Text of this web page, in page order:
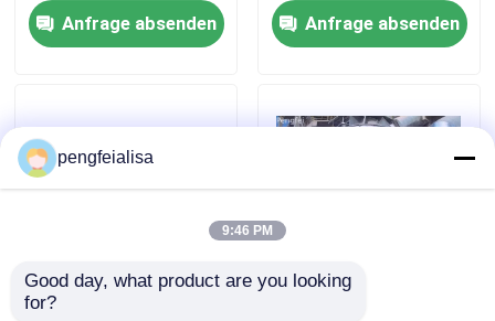
Treten Sie mit uns in Verbindung
Zementfertigungsstraße
Aktive Kalk-Fertigungsstraße
Zement-Produktions-Ausrüstung
Anfrage absenden Anfrage absenden
25ton pro Rollen-
pengfeialisa
9:46 PM
Good day, what product are you looking
for?